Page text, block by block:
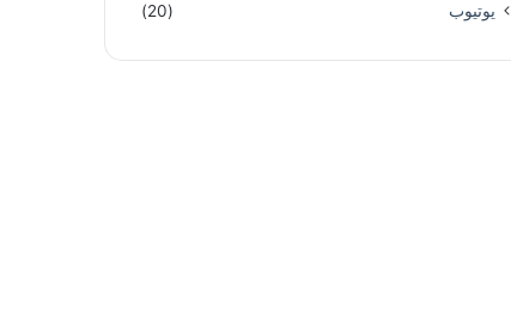
يوتيوب
(20)